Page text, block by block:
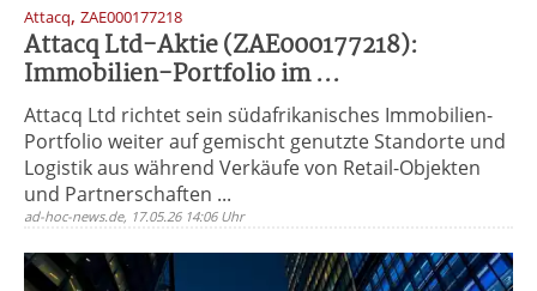
Attacq, ZAE000177218
Attacq Ltd-Aktie (ZAE000177218):
Immobilien-Portfolio im ...
Attacq Ltd richtet sein südafrikanisches Immobilien-
Portfolio weiter auf gemischt genutzte Standorte und
Logistik aus während Verkäufe von Retail-Objekten
und Partnerschaften ...
ad-hoc-news.de, 17.05.26 14:06 Uhr